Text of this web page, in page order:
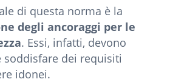
di questa norma è la
degli ancoraggi per le
. Essi, infatti, devono
soddisfare dei requisiti
idonei.